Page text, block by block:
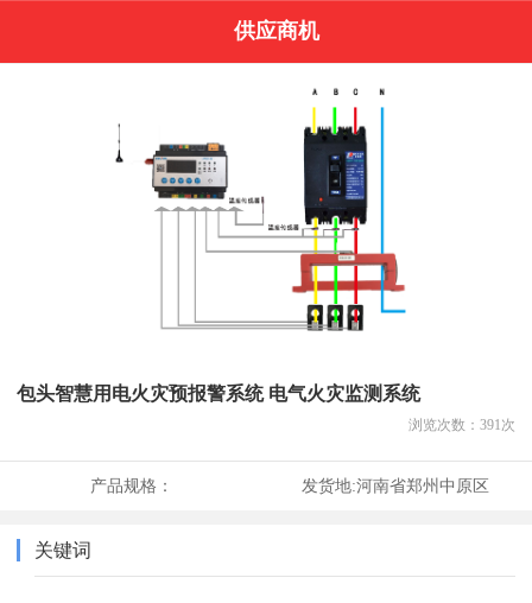
供应商机
包头智慧用电火灾预报警系统 电气火灾监测系统
浏览次数： 391 次
产品规格： 发货地:河南省郑州中原区
关键词